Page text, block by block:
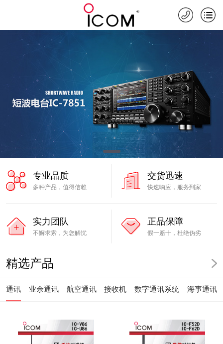
专业品质
多种产品，值得信赖
交货迅速
快速响应，服务到家
实力团队
不懈求索，为您解忧
正品保障
假一赔十，杜绝伪劣
精选产品
通讯 业余通讯 航空通讯 接收机 数字通讯系统 海事通讯